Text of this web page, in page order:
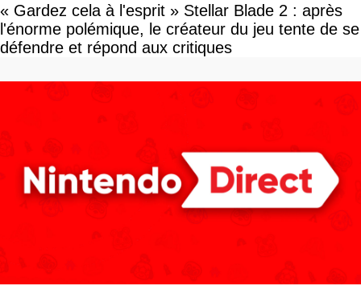
« Gardez cela à l'esprit » Stellar Blade 2 : après
l'énorme polémique, le créateur du jeu tente de se
défendre et répond aux critiques